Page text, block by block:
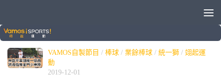
標籤：基層棒球
VAMOS自製節目 / 棒球 / 業餘棒球 / 統一獅 / 翊起運
動
2019-12-01